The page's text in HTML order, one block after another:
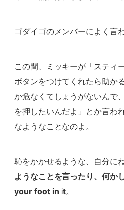
ゴダイゴのメンバーによく言
この間、ミッキーが「スティ
ボタンをつけてくれたら助か
か危なくてしょうがないんで
を押したいんだよ」とか言わ
なようなことなのよ。
恥をかかせるような、自分にね
ようなことを言ったり、何か
your foot in it。